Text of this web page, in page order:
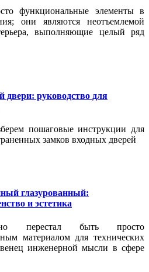
функциональные элементы в
они являются неотъемлемой
выполняющие целый ряд
двери: руководство для
пошаговые инструкции для
замков входных дверей
глазурованный:
и эстетика
перестал быть просто
материалом для технических
инженерной мысли в сфере